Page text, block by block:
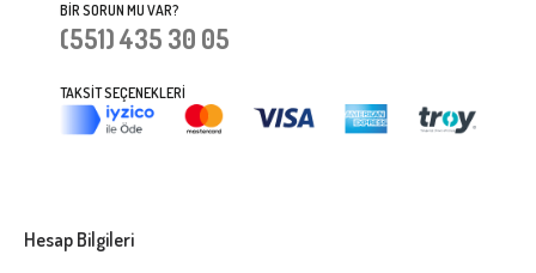
BIR SORUN MU VAR?
(551) 435 30 05
TAKSIT SEÇENEKLERI
Hesap Bilgileri